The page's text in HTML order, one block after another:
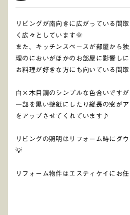
リビングが南向きに広がっている間
く広々としています🌞
また、キッチンスペースが部屋から
理のにおいがほかのお部屋に影響しに
お料理が好きな方にも向いている間
白×木目調のシンプルな色合いですが
一部を黒い壁紙にしたり縦長の窓が
をアップさせてくれています♪
リビングの照明はリフォーム時にダ
💡
リフォーム物件はエスティケイにお任